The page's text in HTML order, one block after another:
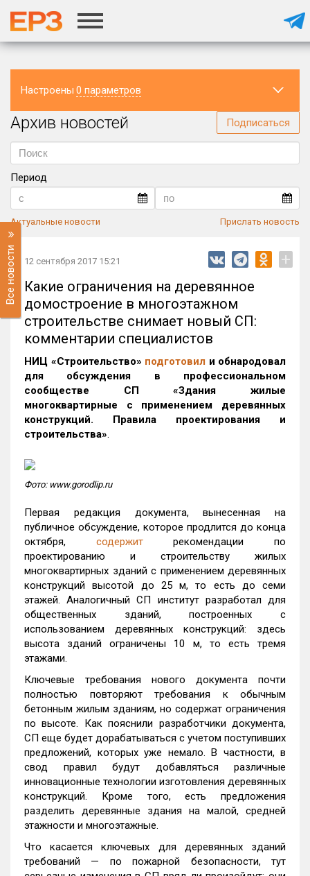
Настроены 0 параметров
Регион
Архив новостей Подписаться
Период
Актуальные новости Прислать новость
Все новости 12 сентября 2017 15:21 +
Какие ограничения на деревянное
домостроение в многоэтажном
строительстве снимает новый СП:
комментарии специалистов
НИЦ «Строительство» подготовил и обнародовал
для обсуждения в профессиональном
сообществе СП «Здания жилые
многоквартирные с применением деревянных
конструкций. Правила проектирования и
строительства».
Фото: www.gorodlip.ru
Первая редакция документа, вынесенная на
публичное обсуждение, которое продлится до конца
октября, содержитрекомендации по
проектированию и строительству жилых
многоквартирных зданий с применением деревянных
конструкций высотой до 25 м, то есть до семи
этажей. Аналогичный СП институт разработал для
общественных зданий, построенных с
использованием деревянных конструкций: здесь
высота зданий ограничены 10 м, то есть тремя
этажами.
Ключевые требования нового документа почти
полностью повторяют требования к обычным
бетонным жилым зданиям, но содержат ограничения
по высоте. Как пояснили разработчики документа,
СП еще будет дорабатываться с учетом поступивших
предложений, которых уже немало. В частности, в
свод правил будут добавляться различные
инновационные технологии изготовления деревянных
конструкций. Кроме того, есть предложения
разделить деревянные здания на малой, средней
этажности и многоэтажные.
Что касается ключевых для деревянных зданий
требований — по пожарной безопасности, тут